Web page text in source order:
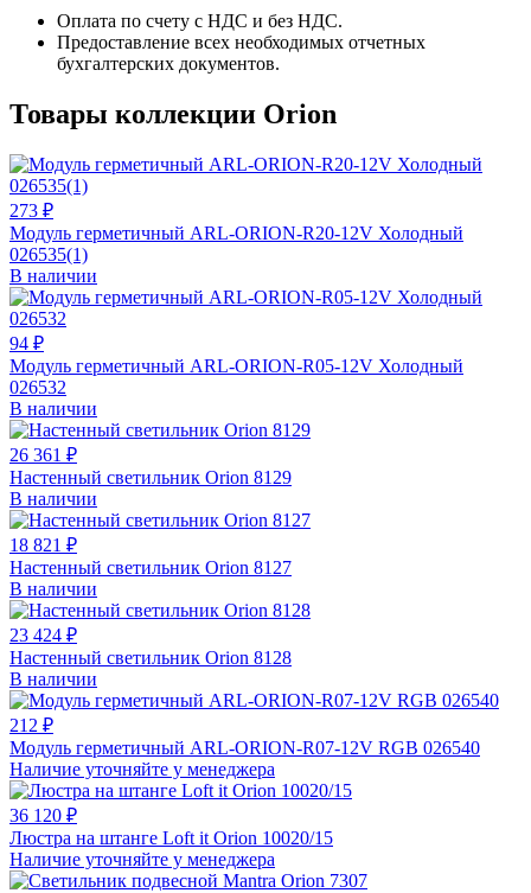
Оплата по счету с НДС и без НДС.
Предоставление всех необходимых отчетных
бухгалтерских документов.
Товары коллекции Orion
273 ₽
Модуль герметичный ARL-ORION-R20-12V Холодный
026535(1)
В наличии
94 ₽
Модуль герметичный ARL-ORION-R05-12V Холодный
026532
В наличии
26 361 ₽
Настенный светильник Orion 8129
В наличии
18 821 ₽
Настенный светильник Orion 8127
В наличии
23 424 ₽
Настенный светильник Orion 8128
В наличии
212 ₽
Модуль герметичный ARL-ORION-R07-12V RGB 026540
Наличие уточняйте у менеджера
36 120 ₽
Люстра на штанге Loft it Orion 10020/15
Наличие уточняйте у менеджера